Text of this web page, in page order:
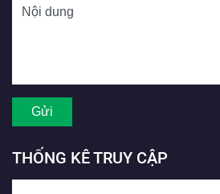
THỐNG KÊ TRUY CẬP